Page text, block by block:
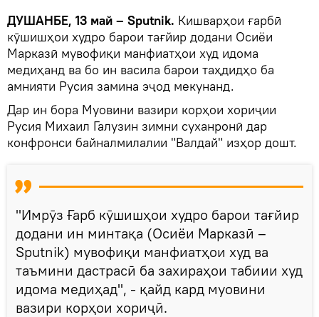
ДУШАНБЕ, 13 май – Sputnik. Кишварҳои ғарбӣ
кӯшишҳои худро барои тағйир додани Осиёи
Марказӣ мувофиқи манфиатҳои худ идома
медиҳанд ва бо ин васила барои таҳдидҳо ба
амнияти Русия замина эҷод мекунанд.
Дар ин бора Муовини вазири корҳои хориҷии
Русия Михаил Галузин зимни суханронӣ дар
конфронси байналмилалии "Валдай" изҳор дошт.
"Имрӯз Ғарб кӯшишҳои худро барои тағйир
додани ин минтақа (Осиёи Марказӣ –
Sputnik) мувофиқи манфиатҳои худ ва
таъмини дастрасӣ ба захираҳои табиии худ
идома медиҳад", - қайд кард муовини
вазири корҳои хориҷӣ.